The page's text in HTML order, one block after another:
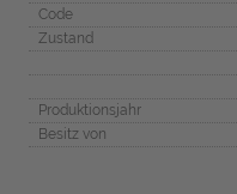
Code
Zustand
Produktionsjahr
Besitz von